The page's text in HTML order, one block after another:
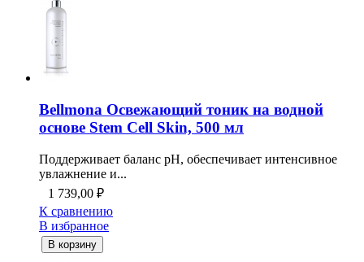
Bellmona Освежающий тоник на водной
основе Stem Cell Skin, 500 мл
Поддерживает баланс рН, обеспечивает интенсивное
увлажнение и...
1 739,00 ₽
К сравнению
В избранное
В корзину